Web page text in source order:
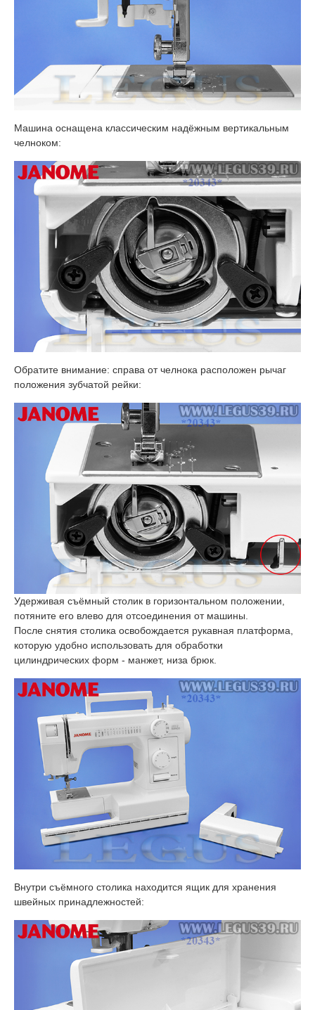
Машина оснащена классическим надёжным вертикальным
челноком:
Обратите внимание: справа от челнока расположен рычаг
положения зубчатой рейки:
Удерживая съёмный столик в горизонтальном положении,
потяните его влево для отсоединения от машины.
После снятия столика освобождается рукавная платформа,
которую удобно использовать для обработки
цилиндрических форм - манжет, низа брюк.
Внутри съёмного столика находится ящик для хранения
швейных принадлежностей: